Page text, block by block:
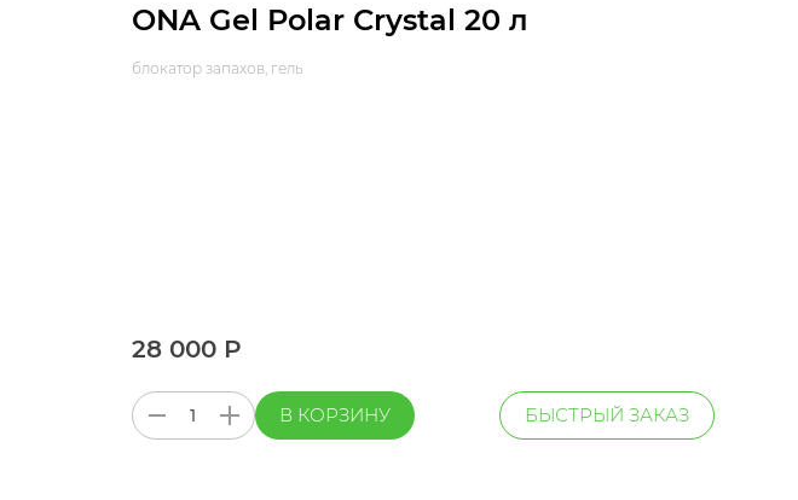
ONA Gel Polar Crystal 20 л
блокатор запахов, гель
28 000 Р
В КОРЗИНУ БЫСТРЫЙ ЗАКАЗ